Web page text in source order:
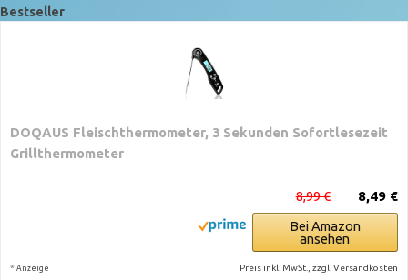
Bestseller
DOQAUS Fleischthermometer, 3 Sekunden Sofortlesezeit
Grillthermometer
8,49 €
8,99 €
Bei Amazon
ansehen
* Anzeige Preis inkl. MwSt., zzgl. Versandkosten